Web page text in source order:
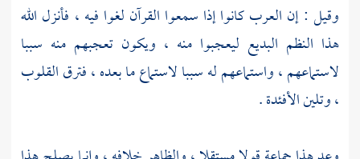
وقيل : إن العرب كانوا إذا سمعوا القرآن لغوا فيه ، فأنزل الله
هذا النظم البديع ليعجبوا منه ، ويكون تعجبهم منه سببا
لاستماعهم ، واستماعهم له سببا لاستماع ما بعده ، فترق القلوب
، وتلين الأفئدة .